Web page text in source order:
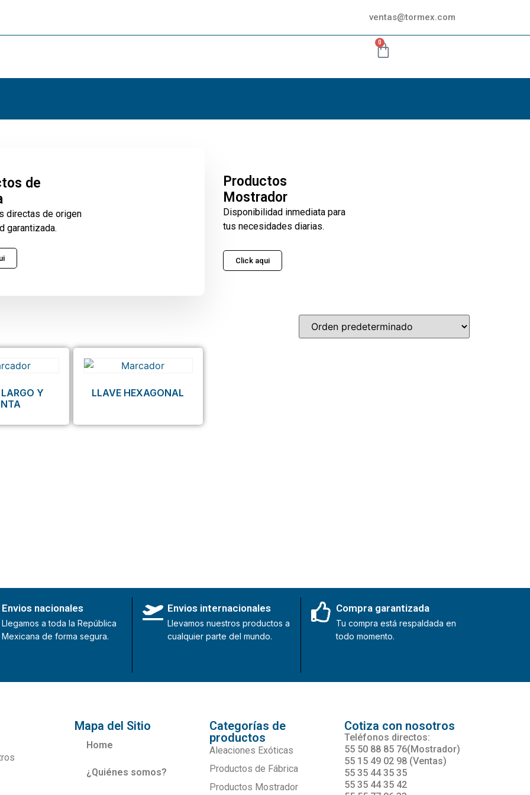
ventas@tormex.com
0
de
directas de origen
garantizada.
Productos
Mostrador
Disponibilidad inmediata para
tus necesidades diarias.
Click aqui
Y
LLAVE HEXAGONAL
Envios nacionales
Llegamos a toda la República
Mexicana de forma segura.
Envios internacionales
Llevamos nuestros productos a
cualquier parte del mundo.
Compra garantizada
Tu compra está respaldada en
todo momento.
Mapa del Sitio
Home
¿Quiénes somos?
Categorías de
productos
Aleaciones Exóticas
Productos de Fábrica
Productos Mostrador
Cotiza con nosotros
Teléfonos directos:
55 50 88 85 76(Mostrador)
55 15 49 02 98 (Ventas)
55 35 44 35 35
55 35 44 35 42